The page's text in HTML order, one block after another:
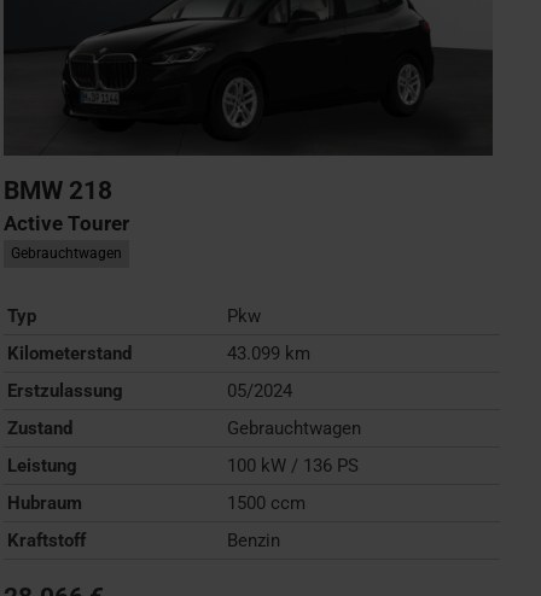
BMW 218
Active Tourer
Gebrauchtwagen
Typ
Pkw
Kilometerstand
43.099 km
Erstzulassung
05/2024
Zustand
Gebrauchtwagen
Leistung
100 kW / 136 PS
Hubraum
1500 ccm
Kraftstoff
Benzin